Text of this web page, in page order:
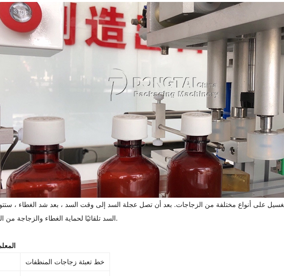
على أنواع مختلفة من الزجاجات. بعد أن تصل عجلة السد إلى وقت السد ، بعد شد الغطاء ،
السد تلقائيًا لحماية الغطاء والزجاجة من التلف.
خط تعبئة زجاجات المنظفات